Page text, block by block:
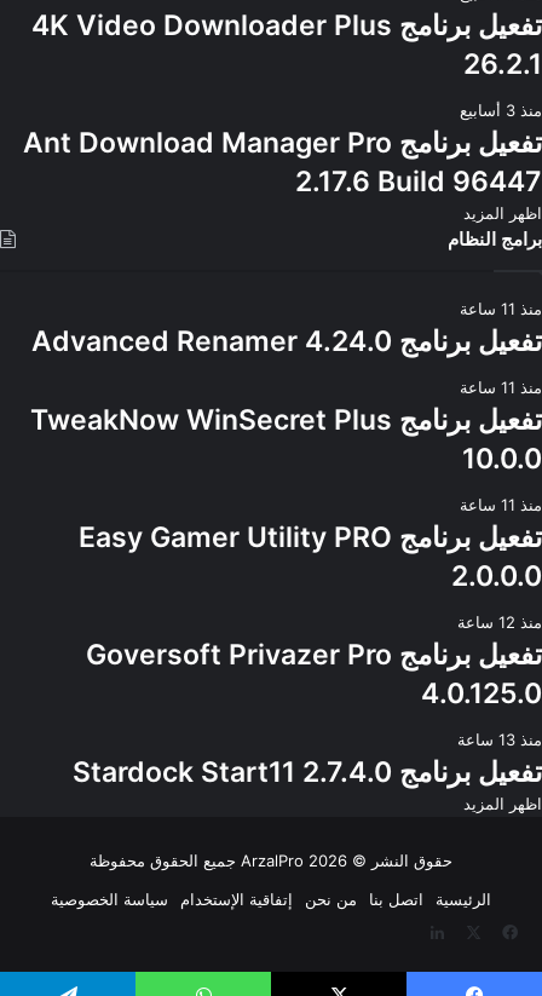
تفعيل برنامج 4K Video Downloader Plus
26.2.1
منذ 3 أسابيع
تفعيل برنامج Ant Download Manager Pro
2.17.6 Build 96447
اظهر المزيد
برامج النظام
منذ 11 ساعة
تفعيل برنامج Advanced Renamer 4.24.0
منذ 11 ساعة
تفعيل برنامج TweakNow WinSecret Plus
10.0.0
منذ 11 ساعة
تفعيل برنامج Easy Gamer Utility PRO
2.0.0.0
منذ 12 ساعة
تفعيل برنامج Goversoft Privazer Pro
4.0.125.0
منذ 13 ساعة
تفعيل برنامج Stardock Start11 2.7.4.0
اظهر المزيد
حقوق النشر © 2026 ArzalPro جميع الحقوق محفوظة
الرئيسية
اتصل بنا من نحن إتفاقية الإستخدام
سياسة الخصوصية
فيسبوك
لينكدإن